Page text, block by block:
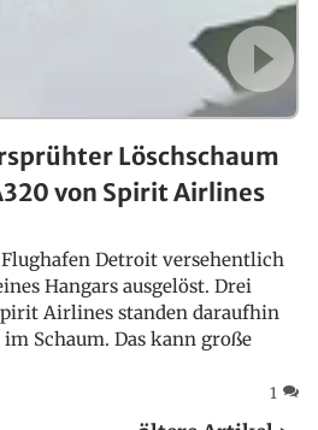
Löschschaum
von Spirit Airlines
Detroit versehentlich
Hangars ausgelöst. Drei
Airlines standen daraufhin
Schaum. Das kann große
1